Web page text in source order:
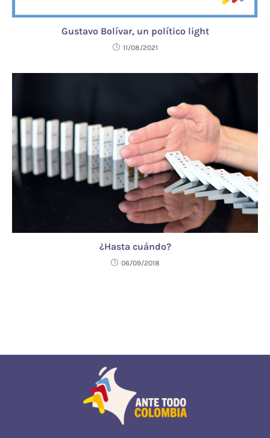
Gustavo Bolívar, un político light
11/08/2021
¿Hasta cuándo?
06/09/2018